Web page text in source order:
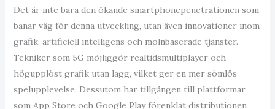
Det är inte bara den ökande smartphonepenetrationen som
banar väg för denna utveckling, utan även innovationer inom
grafik, artificiell intelligens och molnbaserade tjänster.
Tekniker som 5G möjliggör realtidsmultiplayer och
högupplöst grafik utan lagg, vilket ger en mer sömlös
spelupplevelse. Dessutom har tillgången till plattformar
som App Store och Google Play förenklat distributionen